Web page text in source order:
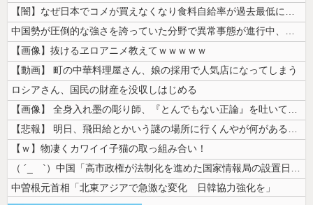
【闇】なぜ日本でコメが買えなくなり食料自給率が過去最低に並んだのか？
中国勢が圧倒的な強さを誇っていた分野で異常事態が進行中、日本勢が3人も...
【画像】抜けるヱロアニメ教えてｗｗｗｗｗ
【動画】 町の中華料理屋さん、娘の採用で人気店になってしまう
ロシアさん、国民の財産を没収しはじめる
【画像】 全身入れ墨の彫り師、『とんでもない正論』を吐いて30万再生さ...
【悲報】 明日、飛田給とかいう謎の場所に行くんやが何があるんや????...
【ｗ】物凄くカワイイ子猫の取っ組み合い！
（ ´_ゝ`）中国「高市政権が法制化を進めた国家情報局の設置日が7月3...
中曽根元首相「北東アジアで急激な変化 日韓協力強化を」